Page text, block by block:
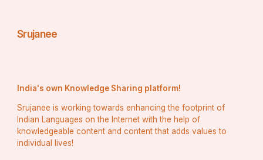
Srujanee
India's own Knowledge Sharing platform!
Srujanee is working towards enhancing the footprint of
Indian Languages on the Internet with the help of
knowledgeable content and content that adds values to
individual lives!